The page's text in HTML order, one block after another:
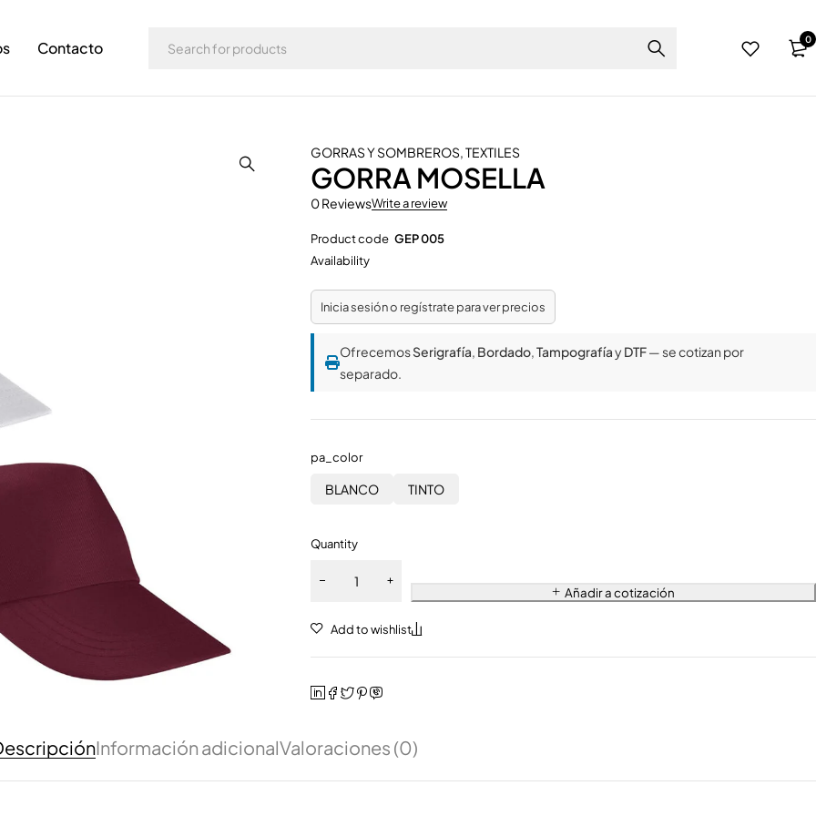
Contacto 0
GORRAS Y SOMBREROS,TEXTILES
GORRA MOSELLA
0 ReviewsWrite a review
Product code GEP 005
Availability
Inicia sesión o regístrate para ver precios
OfrecemosSerigrafía, Bordado,TampografíayDTF— se cotizan por
separado.
pa_color
BLANCO TINTO
Quantity
Añadir a cotización
Información adicionalValoraciones (0)